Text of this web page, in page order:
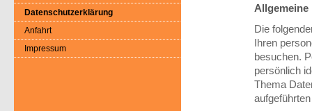
Allgemeine
Die
Ihren
besuchen.
persönlich
Thema
Datenschutzerklärung
Anfahrt
Impressum